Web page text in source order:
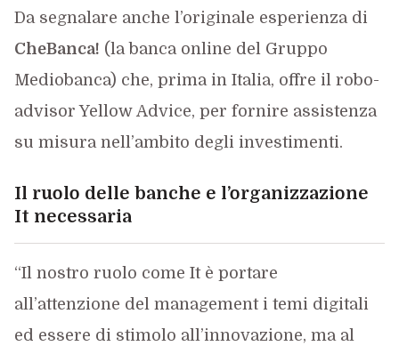
Da segnalare anche l’originale esperienza di
CheBanca! (la banca online del Gruppo
Mediobanca) che, prima in Italia, offre il robo-
advisor Yellow Advice, per fornire assistenza
su misura nell’ambito degli investimenti.
Il ruolo delle banche e l’organizzazione
It necessaria
“Il nostro ruolo come It è portare
all’attenzione del management i temi digitali
ed essere di stimolo all’innovazione, ma al